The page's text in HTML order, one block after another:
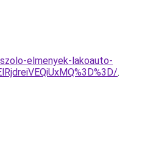
elmenyek-lakoauto-
.